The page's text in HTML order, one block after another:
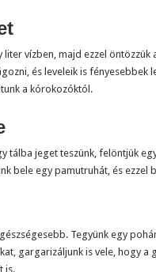
vízben, majd ezzel öntözzük
és leveleik is fényesebbek
a kórokozóktól.
tálba jeget teszünk, felöntjük
bele egy pamutruhát, és ezzel
Tegyünk egy
gargarizáljunk is vele, hogy a
is.